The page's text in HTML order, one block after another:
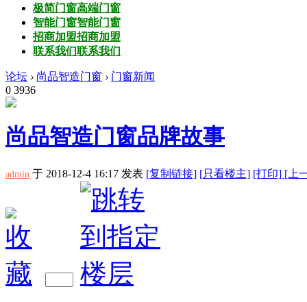
极简门窗高端门窗
智能门窗智能门窗
招商加盟招商加盟
联系我们联系我们
论坛 › 尚品智造门窗 › 门窗新闻
0 3936
尚品智造门窗品牌故事
admin 于 2018-12-4 16:17 发表 [复制链接] [只看楼主] [打印] [上